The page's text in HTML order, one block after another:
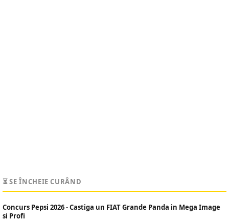
⏳ SE ÎNCHEIE CURÂND
Concurs Pepsi 2026 - Castiga un FIAT Grande Panda in Mega Image
si Profi